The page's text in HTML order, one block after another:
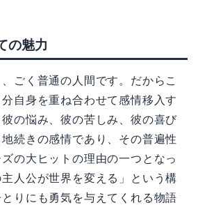
の魅力
ごく普通の人間です。だからこ
自身を重ね合わせて感情移入す
の悩み、彼の苦しみ、彼の喜び
続きの感情であり、その普遍性
の大ヒットの理由の一つとなっ
人公が世界を変える」という構
りにも勇気を与えてくれる物語